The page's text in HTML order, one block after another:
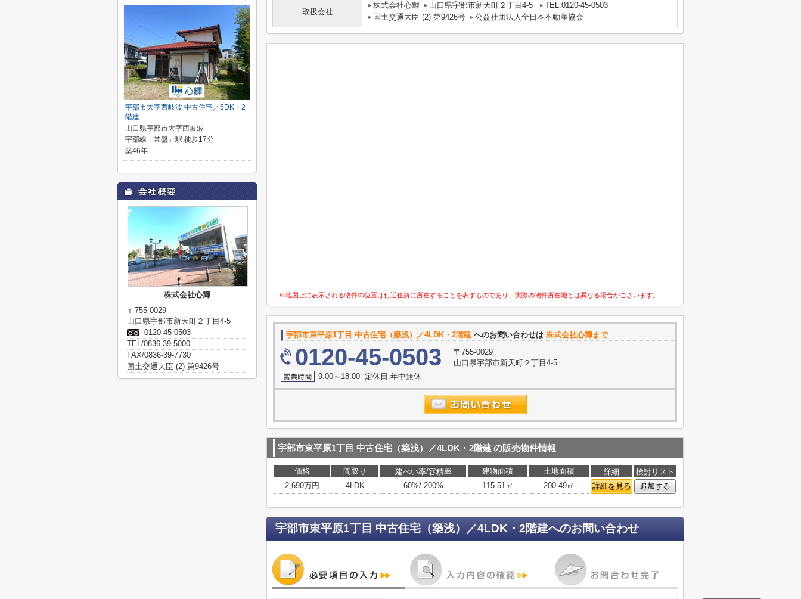
取扱会社
株式会社心輝 山口県宇部市新天町２丁目4-5
TEL:0120-45-0503
国土交通大臣 (2) 第9426号
公益社団法人全日本不動産協会
※地図上に表示される物件の位置は付近住所に所在することを表すものであり、実際の物件所在地とは異なる場合がございます。
宇部市東平原1丁目 中古住宅（築浅）／4LDK・2階建 へのお問い合わせは 株式会社心輝まで
0120-45-0503
〒755-0029
山口県宇部市新天町２丁目4-5
9:00～18:00 定休日:年中無休
宇部市東平原1丁目 中古住宅（築浅）／4LDK・2階建の販売物件情報
価格 間取り 建ぺい率/容積率 建物面積 土地面積 詳細
検討リスト
2,690万円
4LDK 60%/ 200% 115.51㎡ 200.49㎡ 詳細を見る 追加する
宇部市東平原1丁目 中古住宅（築浅）／4LDK・2階建へのお問い合わせ
宇部市大字西岐波 中古住宅／5DK・2
階建
山口県宇部市大字西岐波
宇部線「常盤」駅 徒歩17分
築46年
株式会社心輝
〒755-0029
山口県宇部市新天町２丁目4-5
0120-45-0503
TEL/0836-39-5000
FAX/0836-39-7730
国土交通大臣 (2) 第9426号